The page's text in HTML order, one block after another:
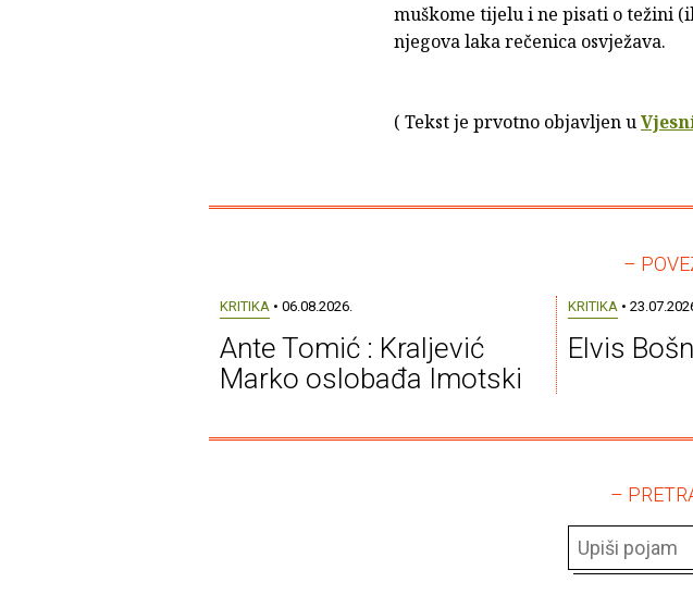
muškome tijelu i ne pisati o težini
njegova laka rečenica osvježava.
( Tekst je prvotno objavljen u
–
KRITIKA• 06.08.2026.
Ante Tomić : Kraljević
Marko oslobađa Imotski
KRITIKA•
Elvis
–